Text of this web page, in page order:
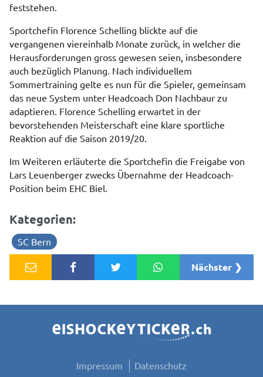
feststehen.
Sportchefin Florence Schelling blickte auf die
vergangenen viereinhalb Monate zurück, in welcher die
Herausforderungen gross gewesen seien, insbesondere
auch bezüglich Planung. Nach individuellem
Sommertraining gelte es nun für die Spieler, gemeinsam
das neue System unter Headcoach Don Nachbaur zu
adaptieren. Florence Schelling erwartet in der
bevorstehenden Meisterschaft eine klare sportliche
Reaktion auf die Saison 2019/20.
Im Weiteren erläuterte die Sportchefin die Freigabe von
Lars Leuenberger zwecks Übernahme der Headcoach-
Position beim EHC Biel.
Kategorien:
SC Bern
Nächster ❯
Impressum Datenschutz